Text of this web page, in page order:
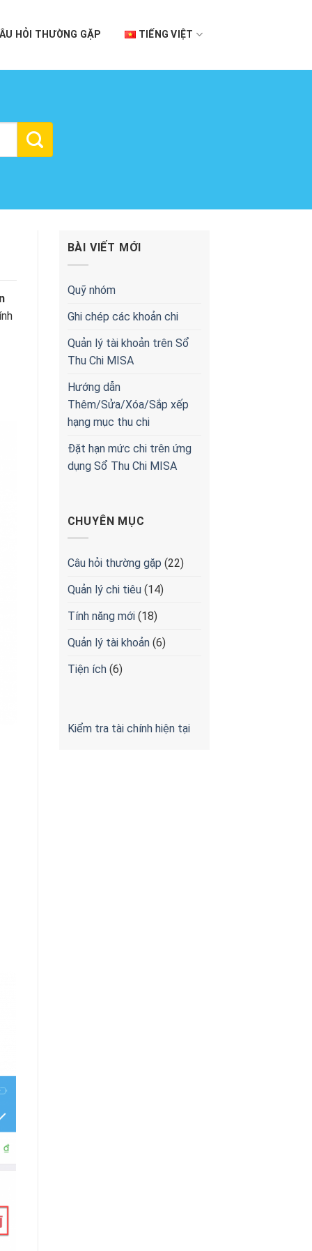
HỎI THƯỜNG GẶP TIẾNG VIỆT
BÀI VIẾT MỚI
Quỹ nhóm
Ghi chép các khoản chi
Quản lý tài khoản trên Sổ
Thu Chi MISA
Hướng dẫn
Thêm/Sửa/Xóa/Sắp xếp
hạng mục thu chi
Đặt hạn mức chi trên ứng
dụng Sổ Thu Chi MISA
CHUYÊN MỤC
Câu hỏi thường gặp (22)
Quản lý chi tiêu(14)
Tính năng mới(18)
Quản lý tài khoản(6)
Tiện ích(6)
Kiểm tra tài chính hiện tại